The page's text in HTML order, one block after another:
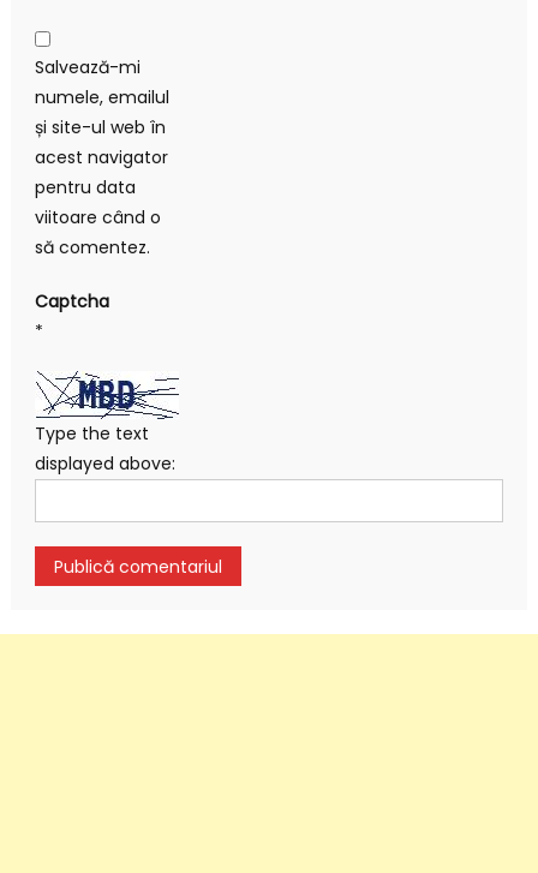
Salvează-mi
numele, emailul
și site-ul web în
acest navigator
pentru data
viitoare când o
să comentez.
Captcha
*
Type the text
displayed above: